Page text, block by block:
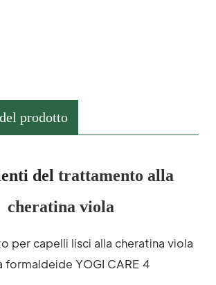
prodotto
deltrattamento alla
cheratina viola